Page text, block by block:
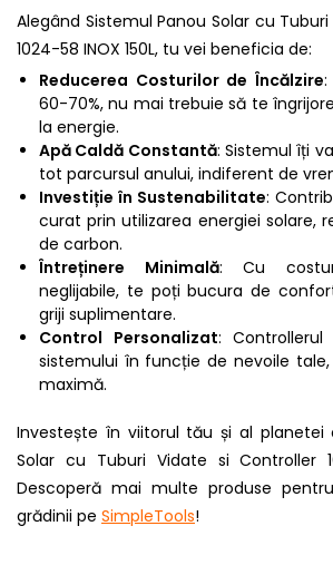
Alegând Sistemul Panou Solar cu
1024-58 INOX 150L, tu vei beneficia de:
Reducerea Costurilor de Încălzire:
60-70%, nu mai trebuie să te
la energie.
Apă Caldă Constantă: Sistemul îți
tot parcursul anului, indiferent de
Investiție în Sustenabilitate:
curat prin utilizarea energiei solare,
de carbon.
Întreținere Minimală: Cu
neglijabile, te poți bucura de
griji suplimentare.
Control Personalizat:
sistemului în funcție de nevoile
maximă.
Investește în viitorul tău și al planetei
Solar cu Tuburi Vidate si Controller
Descoperă mai multe produse
grădinii pe SimpleTools!